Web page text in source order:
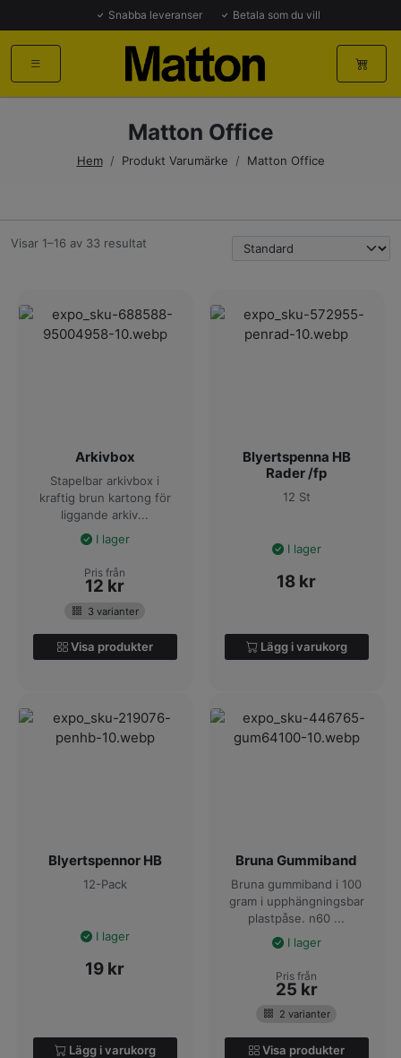
Snabba leveranser Betala som du vill
Matton Office
Hem / Produkt Varumärke / Matton Office
Visar 1–16 av 33 resultat
Arkivbox
Stapelbar arkivbox i
kraftig brun kartong för
liggande arkiv...
I lager
Pris från
12 kr
3 varianter
Visa produkter
Blyertspenna HB
Rader /fp
12 St
I lager
18 kr
Lägg i varukorg
Blyertspennor HB
12-Pack
I lager
19 kr
Lägg i varukorg
Bruna Gummiband
Bruna gummiband i 100
gram i upphängningsbar
plastpåse. n60 ...
I lager
Pris från
25 kr
2 varianter
Visa produkter